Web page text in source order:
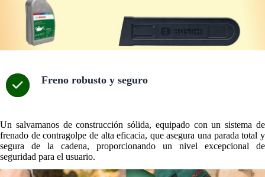
Freno robusto y seguro
Un salvamanos de construcción sólida, equipado con un sistema de
frenado de contragolpe de alta eficacia, que asegura una parada total y
segura de la cadena, proporcionando un nivel excepcional de
seguridad para el usuario.